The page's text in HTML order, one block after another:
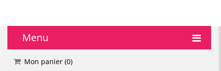
Menu
🔥 DEALS
Mon panier (0)